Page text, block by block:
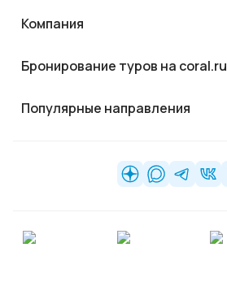
Компания
Бронирование туров на coral.ru
Популярные направления